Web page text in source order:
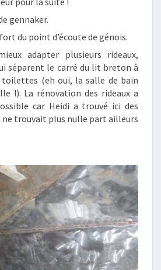
gennaker.
du point d’écoute de génois.
adapter plusieurs rideaux,
séparent le carré du lit breton à
toilettes (eh oui, la salle de bain
!). La rénovation des rideaux a
car Heidi a trouvé ici des
ne trouvait plus nulle part ailleurs